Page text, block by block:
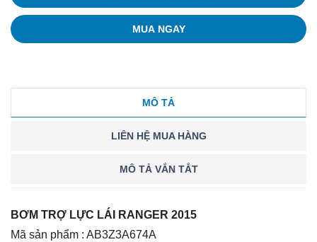
MUA NGAY
MÔ TẢ
LIÊN HỆ MUA HÀNG
MÔ TẢ VẮN TẮT
BƠM TRỢ LỰC LÁI RANGER 2015
Mã sản phẩm : AB3Z3A674A